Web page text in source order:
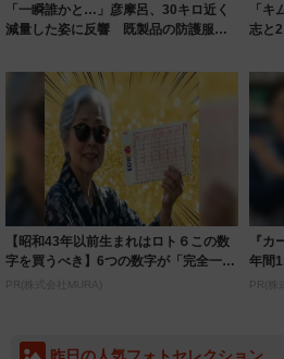
「一瞬誰かと…」彦摩呂、30キロ近く
減量した姿に反響 既製品の防護服が
「
志と
【昭和43年以前生まれはロト６この数
字を買うべき】6つの数字が「完全一
致」する方...
PR(株式会社MURA)
『カ
年間
PR(株